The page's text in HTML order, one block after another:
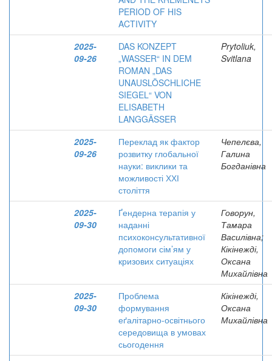
PERIOD OF HIS
ACTIVITY
2025-
09-26
DAS KONZEPT
„WASSER“ IN DEM
ROMAN „DAS
UNAUSLÖSCHLICHE
SIEGEL“ VON
ELISABETH
LANGGÄSSER
Prytoliuk,
Svitlana
2025-
09-26
Переклад як фактор
розвитку глобальної
науки: виклики та
можливості ХХІ
століття
Чепелєва,
Галина
Богданівна
2025-
09-30
Ґендерна терапія у
наданні
психоконсультативної
допомоги сім’ям у
кризових ситуаціях
Говорун,
Тамара
Василівна;
Кікінежді,
Оксана
Михайлівна
2025-
09-30
Проблема
формування
еґалітарно-освітнього
середовища в умовах
сьогодення
Кікінежді,
Оксана
Михайлівна